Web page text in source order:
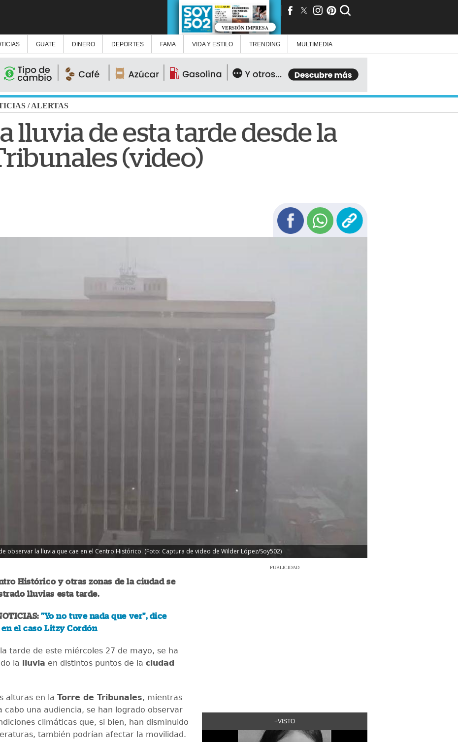
VERSIÓN IMPRESA
GUATE DINERO DEPORTES FAMA VIDA Y ESTILO TRENDING MULTIMEDIA
/ALERTAS
lluvia de esta tarde desde la
(video)
observar la lluvia que cae en el Centro Histórico. (Foto: Captura de video de Wilder López/Soy502)
Histórico y otras zonas de la ciudad se
lluvias esta tarde.
"Yo no tuve nada que ver", dice
en el caso Litzy Cordón
tarde de este miércoles 27 de mayo, se ha
la lluvia en distintos puntos de la ciudad
alturas en la Torre de Tribunales, mientras
cabo una audiencia, se han logrado observar
climáticas que, si bien, han disminuido
también podrían afectar la movilidad.
PUBLICIDAD
+VISTO